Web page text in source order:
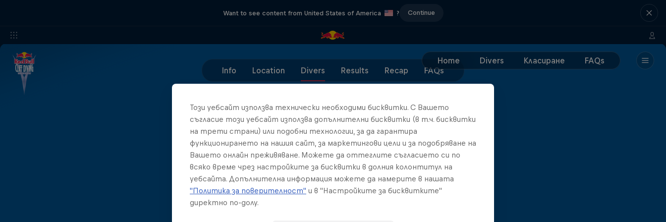
Want to see content from United States of America ? Continue
Home Divers Класиране
FAQs
Info
Location Divers Results Recap FAQs
Партньори
Този уебсайт използва технически необходими бисквитки. С Вашето
съгласие този уебсайт използва допълнителни бисквитки (в т.ч. бисквитки
на трети страни) или подобни технологии, за да гарантира
функционирането на нашия сайт, за маркетингови цели и за подобряване на
Вашето онлайн преживяване. Можете да оттеглите съгласието си по
всяко време чрез настройките за бисквитки в долния колонтитул на
уебсайта. Допълнителна информация можете да намерите в нашата
"Политика за поверителност" и в "Настройките за бисквитките"
директно по-долу.